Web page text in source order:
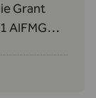
Grant
AIFMG